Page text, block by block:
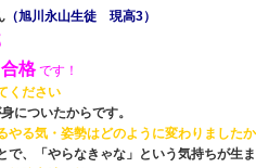
（旭川永山生徒 現高3）
格です！
ください
についたからです。
やる気・姿勢はどのように変わりました
で、「やらなきゃな」という気持ちが生